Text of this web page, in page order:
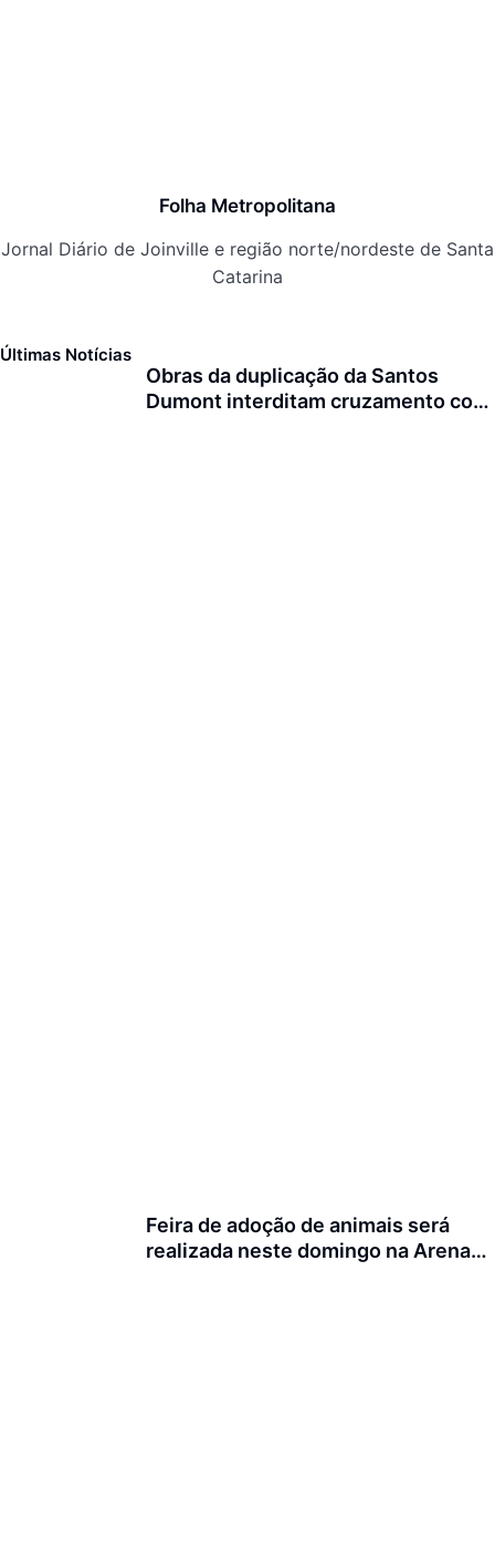
Folha Metropolitana
Jornal Diário de Joinville e região norte/nordeste de Santa
Catarina
Últimas Notícias
Obras da duplicação da Santos
Dumont interditam cruzamento com
Feira de adoção de animais será
realizada neste domingo na Arena